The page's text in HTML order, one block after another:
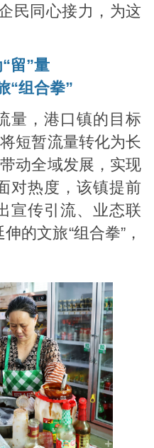
民同心接力，为这
留”量
“组合拳”
量，港口镇的目标
短暂流量转化为长
动全域发展，实现
对热度，该镇提前
宣传引流、业态联
的文旅“组合拳”，